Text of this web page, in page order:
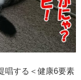
唱する＜健康6要素